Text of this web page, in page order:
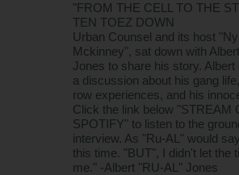
"FROM THE CELL TO THE
TEN TOEZ DOWN
Urban Counsel and its host "Ny
Mckinney", sat down with
Jones to share his story. Albert
a discussion about his gang
row experiences, and his
Click the link below "STREAM
SPOTIFY" to listen to the
interview. As "Ru-AL" would
this time. "BUT", I didn't let the
me." -Albert "RU-AL" Jones